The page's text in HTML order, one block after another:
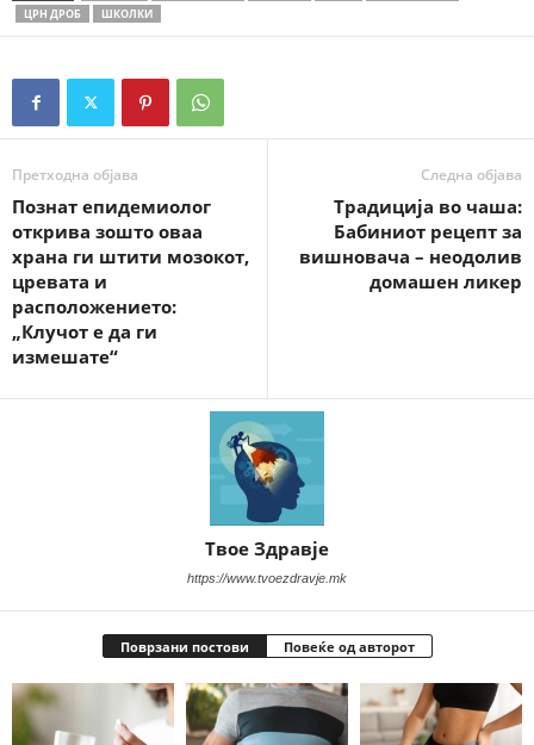
ЦРН ДРОБ
ШКОЛКИ
Претходна објава
Познат епидемиолог
открива зошто оваа
храна ги штити мозокот,
цревата и
расположението:
„Клучот е да ги
измешате“
Следна објава
Традиција во чаша:
Бабиниот рецепт за
вишновача – неодолив
домашен ликер
Твое Здравје
https://www.tvoezdravje.mk
Поврзани постови Повеќе од авторот